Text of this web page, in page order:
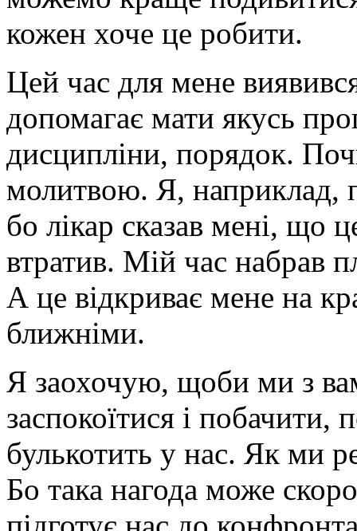
кожен хоче це робити.
Цей час для мене
допомагає мати якусь
дисципліни, порядок.
молитвою. Я, наприклад,
бо лікар сказав мені, що
втратив. Мій час набрав
А це відкриває мене на
ближніми.
Я заохочую, щоби ми з
заспокоїтися і
булькотить у нас. Як ми
Бо така нагода може